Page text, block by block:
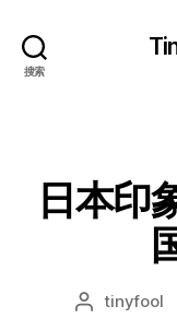
搜索
日本印
文 tinyfool